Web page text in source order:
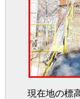
現在地の標